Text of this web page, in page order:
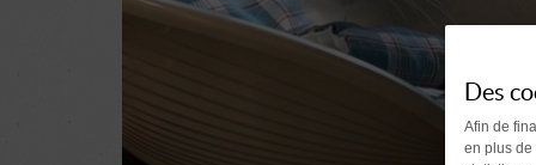
Des
Afin de
en plus